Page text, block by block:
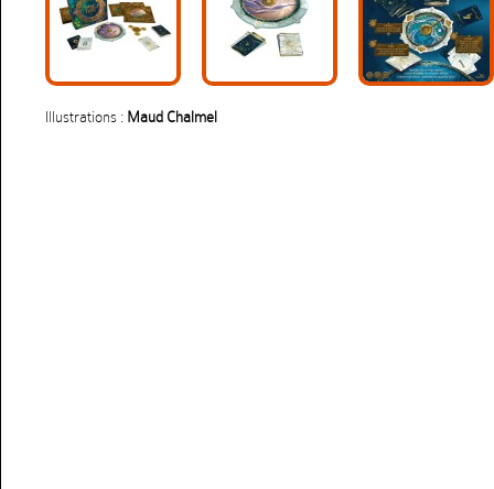
Illustrations : Maud Chalmel